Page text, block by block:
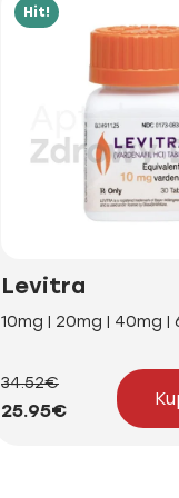
Hit!
Levitra
10mg | 20mg | 40mg |
34.52€
25.95€